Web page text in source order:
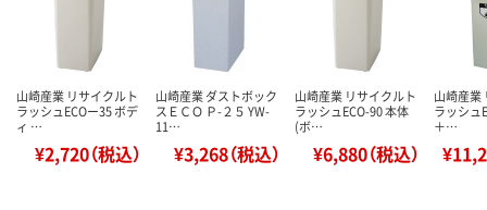
山崎産業 リサイクルト
ラッシュECOー35 ボデ
ィ …
¥2,720（税込）
山崎産業 ダストボック
スＥＣＯ Ｐ-２５ YW-
11…
¥3,268（税込）
山崎産業 リサイクルト
ラッシュECO-90 本体
(ボ…
¥6,880（税込）
山崎産業
ラッシュ
＋…